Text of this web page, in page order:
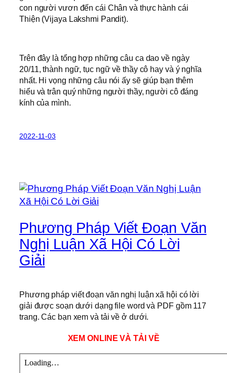
con người vươn đến cái Chân và thực hành cái
Thiện (Vijaya Lakshmi Pandit).
Trên đây là tổng hợp những câu ca dao về ngày
20/11, thành ngữ, tục ngữ về thầy cô hay và ý nghĩa
nhất. Hi vọng những câu nói ấy sẽ giúp bạn thêm
hiểu và trân quý những người thầy, người cô đáng
kính của mình.
2022-11-03
Phương Pháp Viết Đoạn Văn
Nghị Luận Xã Hội Có Lời
Giải
Phương pháp viết đoạn văn nghị luận xã hội có lời
giải được soạn dưới dạng file word và PDF gồm 117
trang. Các bạn xem và tải về ở dưới.
XEM ONLINE VÀ TẢI VỀ